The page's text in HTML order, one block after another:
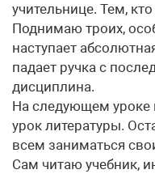
учительнице. Тем,
Поднимаю троих,
наступает
падает ручка с
дисциплина.
На следующем уроке
урок литературы.
всем заниматься
Сам читаю учебник,